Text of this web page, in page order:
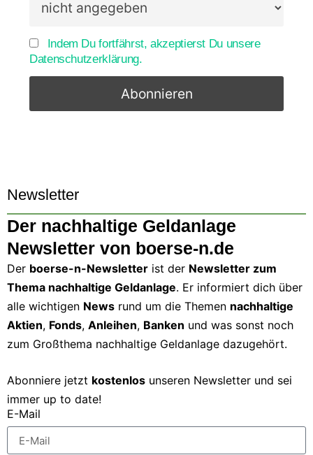
Indem Du fortfährst, akzeptierst Du unsere
Datenschutzerklärung.
Newsletter
Der nachhaltige Geldanlage
Newsletter von boerse-n.de
Der boerse-n-Newsletter ist der Newsletter zum
Thema nachhaltige Geldanlage. Er informiert dich über
alle wichtigen News rund um die Themen nachhaltige
Aktien, Fonds, Anleihen, Banken und was sonst noch
zum Großthema nachhaltige Geldanlage dazugehört.
Abonniere jetzt kostenlos unseren Newsletter und sei
immer up to date!
E-Mail